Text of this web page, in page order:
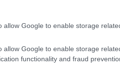
allow Google to enable storage
allow Google to enable storage
functionality and fraud
di
Antonio De Filippi
28 Agosto 2020, 16:18